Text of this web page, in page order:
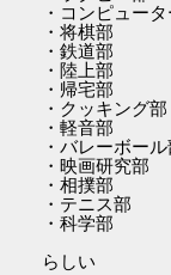
・コンピュー
・将棋部
・鉄道部
・陸上部
・帰宅部
・クッキング部
・軽音部
・バレーボール
・映画研究部
・相撲部
・テニス部
・科学部
らしい